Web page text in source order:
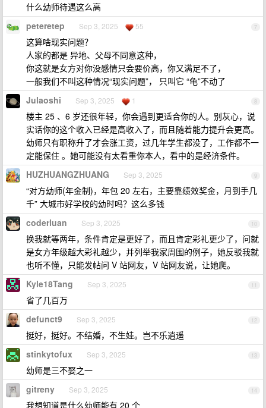
什么幼师待遇这么高
7
peteretep Sep 3, 2025 55
这算啥现实问题？
人家的都是 异地、父母不同意这种，
你这就是女方对你没感情只会要价高，你又满足不了，
一般我们不叫这种情况“现实问题”， 只叫它 “龟”不动了
8
Julaoshi Sep 3, 2025 1
楼主 25 、6 岁还很年轻，你会遇到更适合你的人。别灰心，说
实话你的这个收入已经是高收入了，而且随着能力提升会更高。
幼师只有职称升了才会涨工资，过几年学生都没了，工作都不一
定能保住 。她可能没有太看重你本人，看中的是经济条件。
9
HUZHUANGZHUANG Sep 3, 2025
“对方幼师(年金制)，年包 20 左右，主要靠绩效奖金，月到手几
千” 大城市好学校的幼时吗？这么多钱
10
coderluan Sep 3, 2025
换我就等两年，条件肯定是更好了，而且肯定彩礼更少了，问就
是女方年级越大彩礼越少，并列举我家周围的例子，她反驳我就
也听不懂，只能发帖问 V 站网友，V 站网友说，让她爬。
11
Kyle18Tang Sep 3, 2025
省了几百万
12
defunct9 Sep 3, 2025
挺好，挺好。不结婚，不生娃。岂不乐逍遥
13
stinkytofux Sep 3, 2025
幼师是三不娶之一
14
gitreny Sep 3, 2025
我想知道是什么幼师能有 20 个